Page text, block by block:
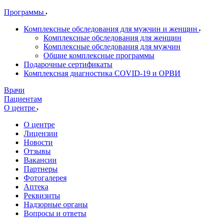
Программы
Комплексные обследования для мужчин и женщин
Комплексные обследования для женщин
Комплексные обследования для мужчин
Общие комплексные программы
Подарочные сертификаты
Комплексная диагностика COVID-19 и ОРВИ
Врачи
Пациентам
О центре
О центре
Лицензии
Новости
Отзывы
Вакансии
Партнеры
Фотогалерея
Аптека
Реквизиты
Надзорные органы
Вопросы и ответы